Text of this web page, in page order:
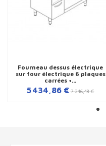
Fourneau dessus électrique
sur four électrique 6 plaques
carrées +...
5 434,86 € 7 246,48 €